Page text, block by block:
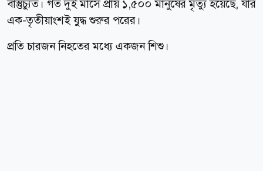
বাস্তুচ্যুত। গত দুই মাসে প্রায় ১,৫০০ মানুষের মৃত্যু হয়েছে, যার
এক-তৃতীয়াংশই যুদ্ধ শুরুর পরের।
প্রতি চারজন নিহতের মধ্যে একজন শিশু।